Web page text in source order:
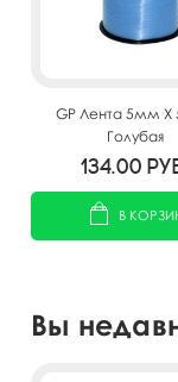
GP Лента 5мм X
Голубая
134.00
В
Вы